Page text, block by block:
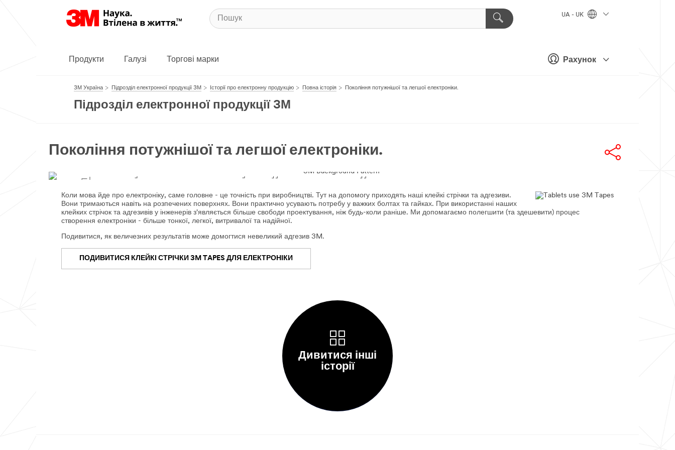
Рахунок
UA - UK
Продукти Галузі Торгові марки
3М Україна Підрозділ електронної продукції 3М Історії про електронну продукцію Повна історія Покоління потужнішої та легшої електроніки.
Підрозділ електронної продукції 3М
Покоління потужнішої та легшої електроніки.
Покоління потужнішої та легшої
електроніки.
Клейкі стрічки та адгезиви 3M забезпечують інженерам більше свободи для інновацій,
Коли мова йде про електроніку, саме головне - це точність при виробництві. Тут на допомогу приходять наші клейкі стрічки та адгезиви.
Вони тримаються навіть на розпечених поверхнях. Вони практично усувають потребу у важких болтах та гайках. При використанні наших
клейких стрічок та адгезивів у інженерів з'являється більше свободи проектування, ніж будь-коли раніше. Ми допомагаємо полегшити (та здешевити) процес
створення електроніки - більше тонкої, легкої, витривалої та надійної.
Подивитися, як величезних результатів може домогтися невеликий адгезив 3M.
ПОДИВИТИСЯ КЛЕЙКІ СТРІЧКИ 3M TAPES ДЛЯ ЕЛЕКТРОНІКИ
Дивитися інші
історії